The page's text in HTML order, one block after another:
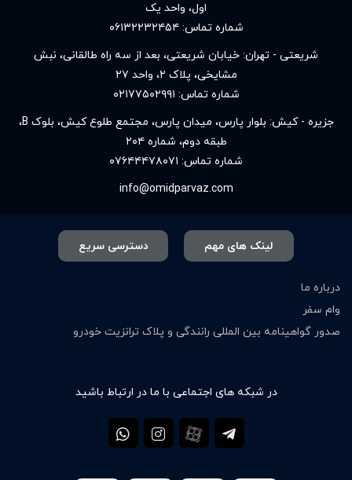
اول، واحد یک
شماره تماس:۰۶۱۳۲۲۳۲۴۵۴
شریعتی - تهران: خیابان شریعتی، بعد از سه راه طالقانی، نبش
مشایخی، پلاک ۲، واحد ۲۷
شماره تماس: ۰۲۱۷۷۵۰۲۹۹۱
جزیره - کیش: بلوار پارس، میدان پارس، مجتمع طلوع کیش، بلوک B،
طبقه دوم، شماره ۲۰۴
شماره تماس: ۰۷۶۴۴۴۷۸۰۷۱
info@omidparvaz.com
لینک های مهم دسترسی سریع
درباره ما
وام سفر
صدور گواهینامه بین المللی رانندگی و پلاک ترانزیت خودرو
در شبکه های اجتماعی با ما در ارتباط باشید